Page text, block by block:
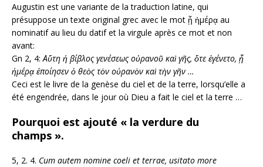
Augustin est une variante de la traduction latine, qui
présuppose un texte original grec avec le mot ᾗ ἡμέρᾳ au
nominatif au lieu du datif et la virgule après ce mot et non
avant:
Gn 2, 4:Αὕτη ἡ βίβλος γενέσεως οὐρανοῦ καὶ γῆς, ὅτε ἐγένετο, ᾗ
ἡμέρᾳ ἐποίησεν ὁ θεὸς τὸν οὐρανὸν καὶ τὴν γῆν …
Ceci est le livre de la genèse du ciel et de la terre, lorsqu’elle a
été engendrée, dans le jour où Dieu a fait le ciel et la terre …
Pourquoi est ajouté « la verdure du
champs ».
5, 2. 4. Cum autem nomine coeli et terrae, usitato more